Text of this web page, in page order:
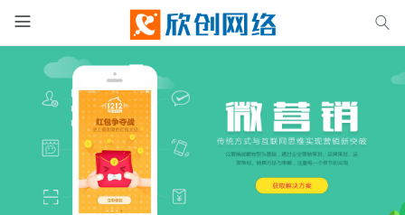
 